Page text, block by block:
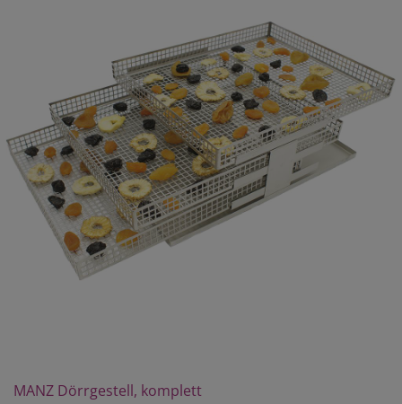
MANZ Dörrgestell, komplett